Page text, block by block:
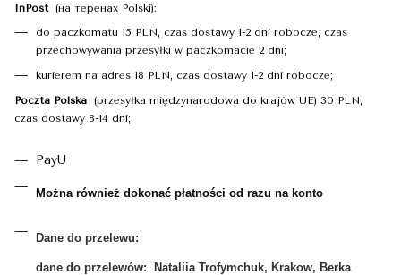
InPost (на теренах Polski):
do paczkomatu 15 PLN, czas dostawy 1-2 dni robocze, czas
przechowywania przesyłki w paczkomacie 2 dni;
kurierem na adres 18 PLN, czas dostawy 1-2 dni robocze;
Poczta Polska (przesyłka międzynarodowa do krajów UE) 30 PLN,
czas dostawy 8-14 dni;
PayU
Można również dokonać płatności od razu na konto
Dane do przelewu:
dane do przelewów:
Nataliia Trofymchuk, Krakow, Berka